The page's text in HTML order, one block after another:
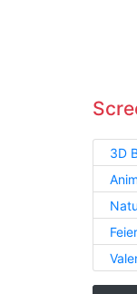
3D